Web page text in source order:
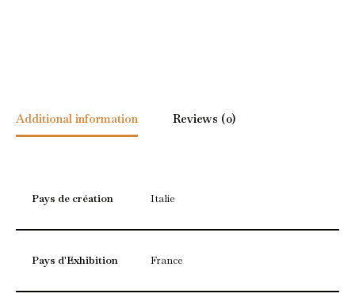
Additional information Reviews (0)
Pays de création Italie
Pays d'Exhibition France